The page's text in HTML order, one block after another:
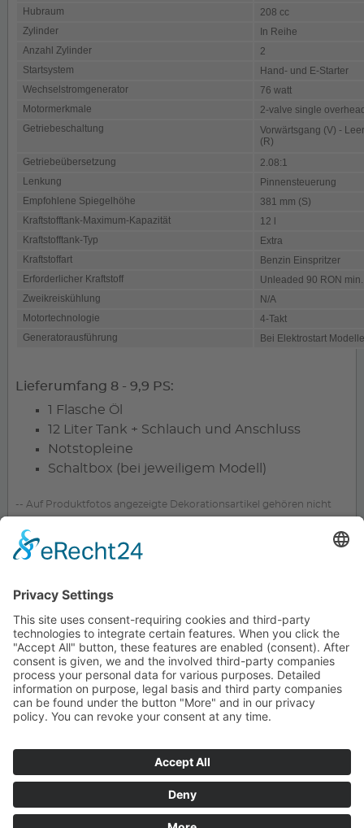
Hubraum
208 cc
Zylinder
In Reihe
Anzahl Zylinder
2
Startsystem
Hand- und E-Starter
Wechselstromgenerator
76 watt
Motormerkmale
2-valve single
Getriebeschaltung
Vorwärtsgang (V) -
(R)
Getriebeübersetzung
2.08:1
Lenkung
Pinnensteuerung
Empfohlene Spiegelhöhe
381 mm (S)
Kraftstofftank-Maximum-Kapazität
12 l
Kraftstofftank-Typ
Extra
Kraftstoffart
Benzin Einspritzer
Erforderlicher Kraftstoff
Unleaded 90 RON min.
Zweikreiskühlung
N/A
Motortechnologie
4-Takt
Generatorausführung
Bei Elektrostart
Lieferumfang 8 - 9,9 PS:
1 Flasche Öl
12 Liter Tank + Schlauch und Anschluss
Notstopleine
Schaltbox (bei jeweiligem Modell)
-- Auf Produktfotos angezeigte Dekorationsartikel gehören nicht
UNTERNEHMEN
PARTNER
ZAHLARTEN
VERSANDPARTNER
WEITERE PIEPER-SHOPS
IMPRESSUM